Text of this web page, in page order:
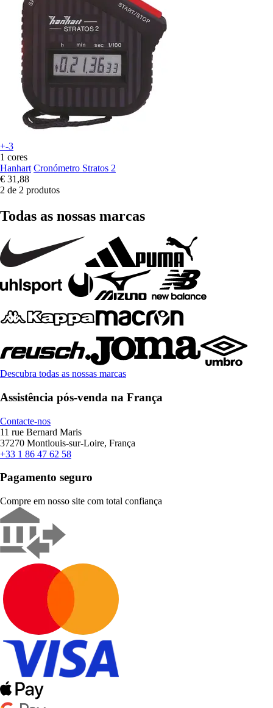
+-3
1 cores
Hanhart Cronómetro Stratos 2
€ 31,88
2 de 2 produtos
Todas as nossas marcas
Descubra todas as nossas marcas
Assistência pós-venda na França
Contacte-nos
11 rue Bernard Maris
37270 Montlouis-sur-Loire, França
+33 1 86 47 62 58
Pagamento seguro
Compre em nosso site com total confiança